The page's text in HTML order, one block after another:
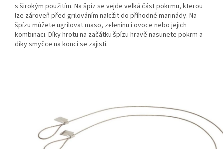
s širokým použitím. Na špíz se vejde velká část pokrmu, kterou
lze zároveň před grilováním naložit do příhodné marinády. Na
špízu můžete ugrilovat maso, zeleninu i ovoce nebo jejich
kombinaci. Díky hrotu na začátku špízu hravě nasunete pokrm a
díky smyčce na konci se zajistí.